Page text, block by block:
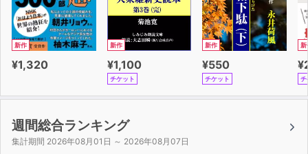
新作
¥1,320
新作
¥1,100
チケット
新作
¥550
チケット
新
チ
週間総合ランキング
集計期間 2026年08月01日 ～ 2026年08月07日